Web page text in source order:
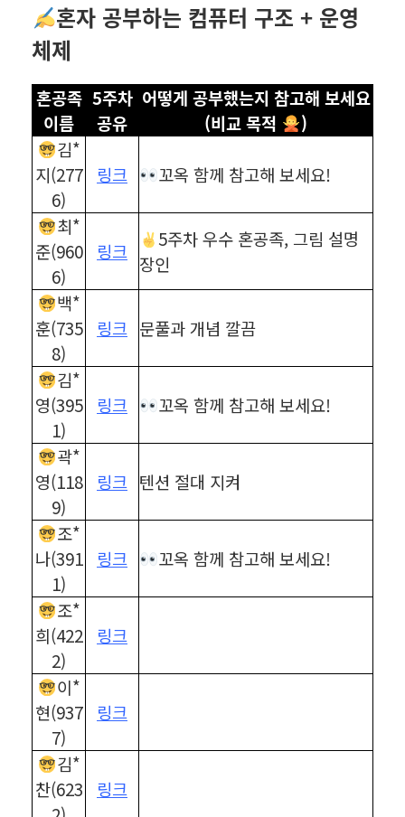
혼자 공부하는 컴퓨터 구조 + 운영
체제
혼공족
이름
5주차
공유
어떻게 공부했는지 참고해 보세요
(비교 목적
)
김*
지(277
6)
링크 꼬옥 함께 참고해 보세요!
최*
준(960
6)
링크
5주차 우수 혼공족, 그림 설명
장인
백*
훈(735
8)
링크 문풀과 개념 깔끔
김*
영(395
1)
링크 꼬옥 함께 참고해 보세요!
곽*
영(118
9)
링크 텐션 절대 지켜
조*
나(391
1)
링크 꼬옥 함께 참고해 보세요!
조*
희(422
2)
링크
이*
현(937
7)
링크
김*
찬(623
링크